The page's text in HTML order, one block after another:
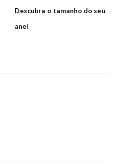
Descubra o tamanho do seu
anel